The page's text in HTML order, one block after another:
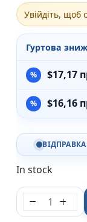
Увійдіть, щоб
Гуртова
$17,17
$16,16
In stock